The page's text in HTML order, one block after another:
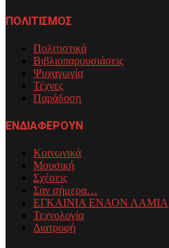
ΠΟΛΙΤΙΣΜΟΣ
Πολιτιστικά
Βιβλιοπαρουσιάσεις
Ψυχαγωγία
Τέχνες
Παράδοση
ΕΝΔΙΑΦΕΡΟΥΝ
Κοινωνικά
Μουσική
Σχέσεις
Σαν σήμερα…
ΕΓΚΑΙΝΙΑ ΕΝΑΟΝ ΛΑΜΙΑ
Τεχνολογία
Διατροφή